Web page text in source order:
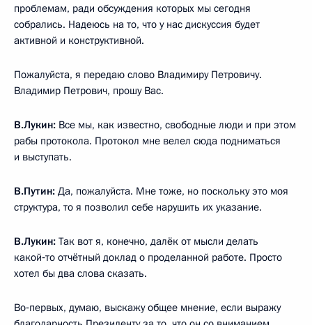
проблемам, ради обсуждения которых мы сегодня
собрались. Надеюсь на то, что у нас дискуссия будет
активной и конструктивной.
Пожалуйста, я передаю слово Владимиру Петровичу.
Владимир Петрович, прошу Вас.
В.Лукин: Все мы, как известно, свободные люди и при этом
рабы протокола. Протокол мне велел сюда подниматься
и выступать.
В.Путин: Да, пожалуйста. Мне тоже, но поскольку это моя
структура, то я позволил себе нарушить их указание.
В.Лукин: Так вот я, конечно, далёк от мысли делать
какой‑то отчётный доклад о проделанной работе. Просто
хотел бы два слова сказать.
Во‑первых, думаю, выскажу общее мнение, если выражу